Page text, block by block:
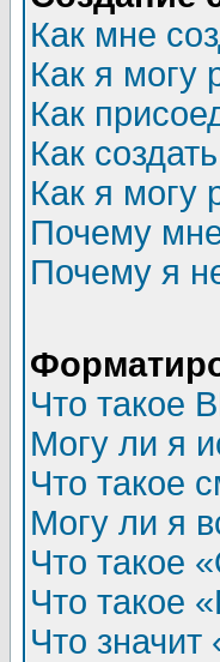
Как мне
Как я могу
Как
Как
Как я могу
Почему
Почему я
Что такое
Могу ли я
Что такое
Могу ли я
Что такое
Что такое
Что значит